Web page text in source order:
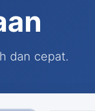
dan cepat.